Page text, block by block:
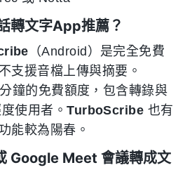
轉文字App推薦？
（Android）是完全免費
支援音檔上傳與摘要。
鐘的免費額度，包含轉錄與
使用者。TurboScribe 也有
能較為陽春。
Google Meet 會議轉成文